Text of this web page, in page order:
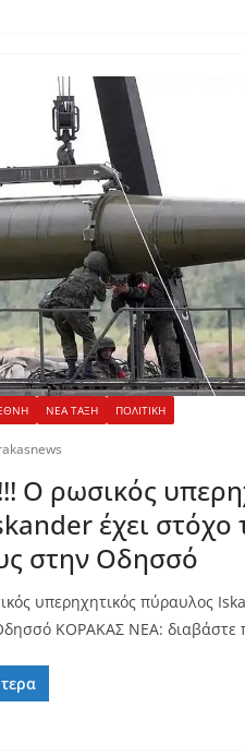
ΝΕΑ ΤΑΞΗ ΠΟΛΙΤΙΚΗ
Ο ρωσικός
έχει στόχο
στην Οδησσό
υπερηχητικός πύραυλος
ΚΟΡΑΚΑΣ ΝΕΑ: διαβάστε